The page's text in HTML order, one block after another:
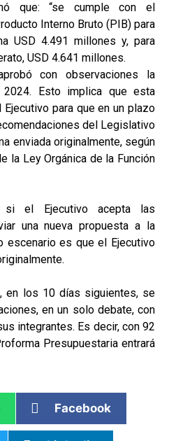
que: “se cumple con el
Interno Bruto (PIB) para
USD 4.491 millones y, para
USD 4.641 millones.
con observaciones la
2024. Esto implica que esta
para que en un plazo
del Legislativo
enviada originalmente, según
la Ley Orgánica de la Función
si el Ejecutivo acepta las
una nueva propuesta a la
escenario es que el Ejecutivo
en los 10 días siguientes, se
en un solo debate, con
integrantes. Es decir, con 92
Presupuestaria entrará
Facebook